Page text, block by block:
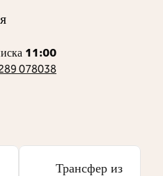
11:00
078038
Трансфер из